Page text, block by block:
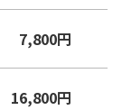
7,800円
16,800円